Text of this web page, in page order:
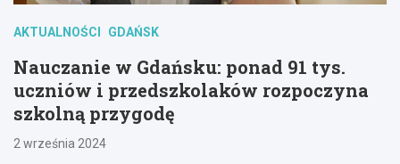
AKTUALNOŚCI GDAŃSK
Nauczanie w Gdańsku: ponad 91 tys.
uczniów i przedszkolaków rozpoczyna
szkolną przygodę
2 września 2024